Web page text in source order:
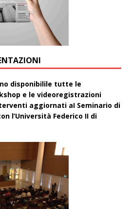
disponibilile tutte le
e le videoregistrazioni
aggiornati aI Seminario di
l’Università Federico II di